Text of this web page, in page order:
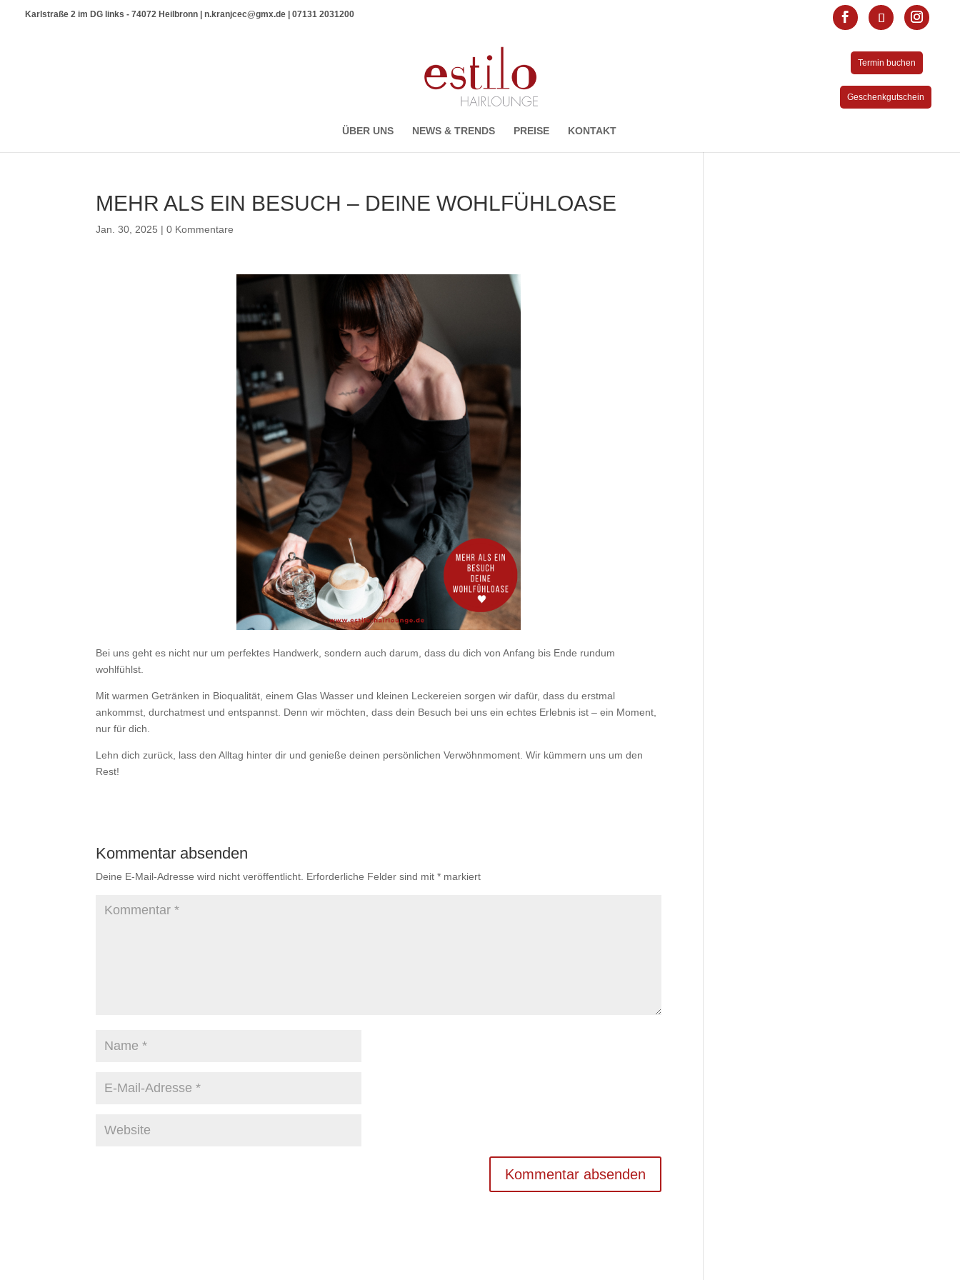
Karlstraße 2 im DG links - 74072 Heilbronn | n.kranjcec@gmx.de | 07131 2031200
Termin buchen
Geschenkgutschein
ÜBER UNS NEWS & TRENDS PREISE KONTAKT
MEHR ALS EIN BESUCH – DEINE WOHLFÜHLOASE
Jan. 30, 2025 |0 Kommentare
Bei uns geht es nicht nur um perfektes Handwerk, sondern auch darum, dass du dich von Anfang bis Ende rundum
wohlfühlst.
Mit warmen Getränken in Bioqualität, einem Glas Wasser und kleinen Leckereien sorgen wir dafür, dass du erstmal
ankommst, durchatmest und entspannst. Denn wir möchten, dass dein Besuch bei uns ein echtes Erlebnis ist – ein Moment,
nur für dich.
Lehn dich zurück, lass den Alltag hinter dir und genieße deinen persönlichen Verwöhnmoment. Wir kümmern uns um den
Rest!
Kommentar absenden
Deine E-Mail-Adresse wird nicht veröffentlicht. Erforderliche Felder sind mit* markiert